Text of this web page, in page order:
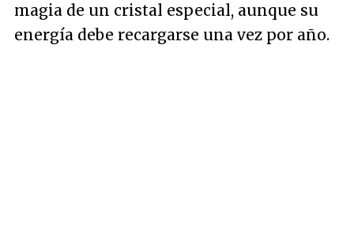
magia de un cristal especial, aunque su
energía debe recargarse una vez por año.